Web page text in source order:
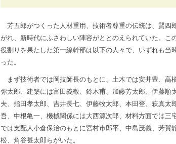
芳五郎がつくった人材重用、技術者尊重の伝統は、賢四
がれ、新時代にふさわしい陣容がととのえられていた。こ
役割りを果たした第一線幹部は以下の人々で、いずれも当
った。
まず技術者では岡技師長のもとに、土木では安井豊、高
弥太郎、建築には富田義敬、鈴木甫、加藤芳太郎、伊藤順
夫、指田孝太郎、吉井長七、伊藤牧太郎、本田登、萩真太
吾、中根亀一、機械関係には大西源次郎、材料方面では三
では支配人小倉保治のもとに宮村市郎平、中島茂義、芳賀
松、角谷甚太郎らがいた。